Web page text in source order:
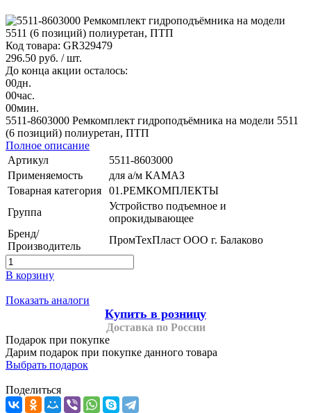
Код товара: GR329479
296.50 руб. / шт.
До конца акции осталось:
00дн.
00час.
00мин.
5511-8603000 Ремкомплект гидроподъёмника на модели 5511
(6 позиций) полиуретан, ПТП
Полное описание
Артикул
5511-8603000
Применяемость
для а/м КАМАЗ
Товарная категория
01.РЕМКОМПЛЕКТЫ
Группа
Устройство подъемное и
опрокидывающее
Бренд/
Производитель
ПромТехПласт ООО г. Балаково
В корзину
Показать аналоги
Купить в розницу
Доставка по России
Подарок при покупке
Дарим подарок при покупке данного товара
Выбрать подарок
Поделиться